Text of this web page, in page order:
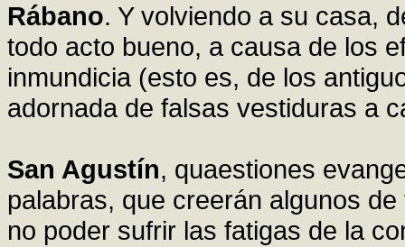
Rábano. Y volviendo a su casa,
todo acto bueno, a causa de los
inmundicia (esto es, de los
adornada de falsas vestiduras a
San Agustín, quaestiones
palabras, que creerán algunos
no poder sufrir las fatigas de la